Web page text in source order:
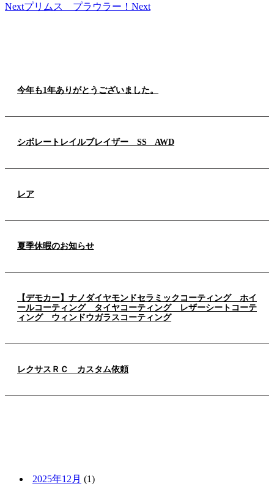
Nextプリムス プラウラー！ Next
今年も1年ありがとうございました。
シボレートレイルブレイザー SS AWD
レア
夏季休暇のお知らせ
【デモカー】ナノダイヤモンドセラミックコーティング ホイ
ールコーティング タイヤコーティング レザーシートコーテ
ィング ウィンドウガラスコーティング
レクサスＲＣ カスタム依頼
2025年12月 (1)